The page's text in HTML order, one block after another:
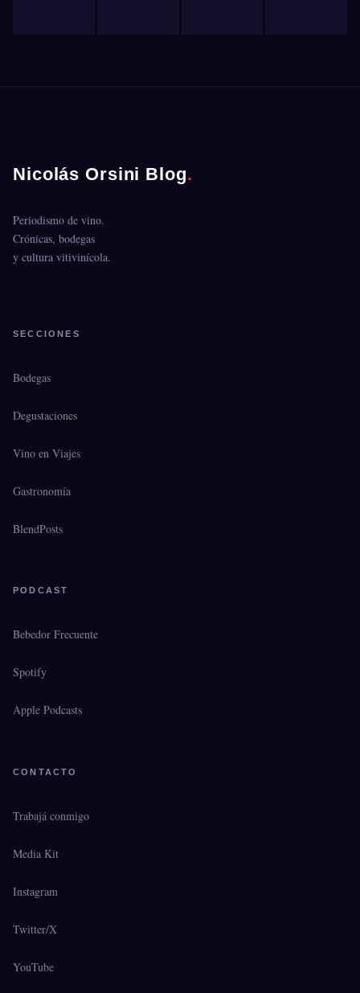
Nicolás Orsini Blog.
Periodismo de vino.
Crónicas, bodegas
y cultura vitivinícola.
SECCIONES
Bodegas
Degustaciones
Vino en Viajes
Gastronomía
BlendPosts
PODCAST
Bebedor Frecuente
Spotify
Apple Podcasts
CONTACTO
Trabajá conmigo
Media Kit
Instagram
Twitter/X
YouTube